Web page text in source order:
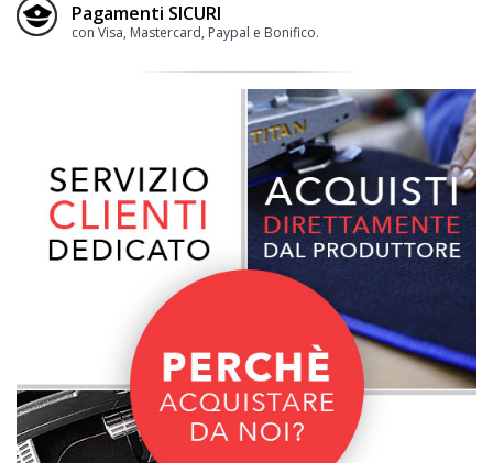
Pagamenti SICURI
con Visa, Mastercard, Paypal e Bonifico.